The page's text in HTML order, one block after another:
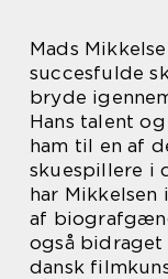
Mads
succesfulde
bryde
Hans talent
ham til en af
skuespillere i
har
af
også
dansk